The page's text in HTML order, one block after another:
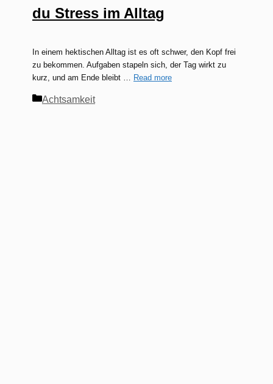
du Stress im Alltag
In einem hektischen Alltag ist es oft schwer, den Kopf frei
zu bekommen. Aufgaben stapeln sich, der Tag wirkt zu
kurz, und am Ende bleibt … Read more
Kategorien
Achtsamkeit